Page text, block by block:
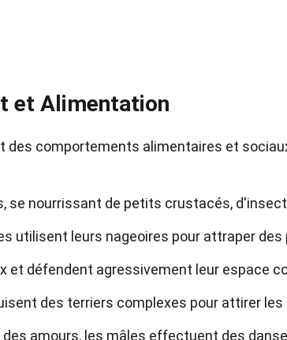
et Alimentation
des comportements alimentaires et
se nourrissant de petits crustacés,
utilisent leurs nageoires pour attraper des
et défendent agressivement leur espace
des terriers complexes pour attirer les
des amours, les mâles effectuent des